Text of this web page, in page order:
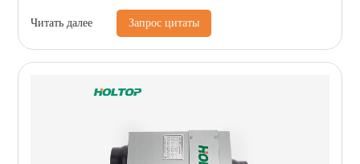
Читать далее Запрос цитаты